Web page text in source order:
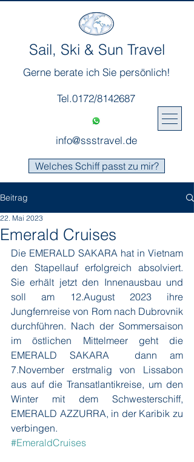
Sail, Ski & Sun Travel
Gerne berate ich Sie persönlich!
Tel.0172/8142687
info@ssstravel.de
Welches Schiff passt zu mir?
Beitrag
Emerald Cruises
22. Mai 2023
Die EMERALD SAKARA hat in Vietnam
den Stapellauf erfolgreich absolviert.
Sie erhält jetzt den Innenausbau und
soll am 12.August 2023 ihre
Jungfernreise von Rom nach Dubrovnik
durchführen. Nach der Sommersaison
im östlichen Mittelmeer geht die
EMERALD SAKARA  dann am
7.November erstmalig von Lissabon
aus auf die Transatlantikreise, um den
Winter mit dem Schwesterschiff,
EMERALD AZZURRA, in der Karibik zu
verbingen.
#EmeraldCruises